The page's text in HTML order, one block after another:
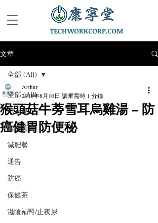
TECHWORKCORP.COM
文章
全部 (All)
湯水篇
健康美食
減肥餐
通告
防癌
保健茶
滋陰補腎/止夜尿
全部 (All)
猴頭菇牛蒡雪耳烏雞湯 – 防
癌健胃防便秘
Arthur
2018年8月10日 讀畢需時 1 分鐘